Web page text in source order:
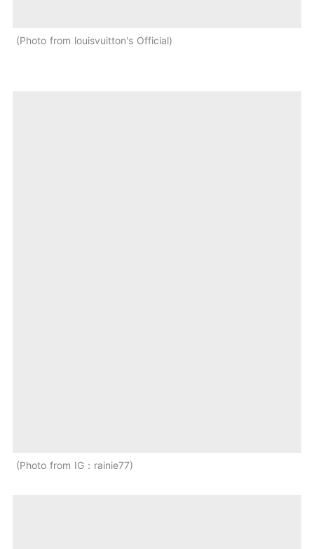
Photo from louisvuitton's Official
Photo from IG：rainie77